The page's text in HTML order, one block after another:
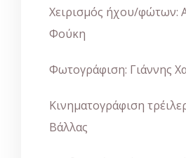
Χειρισμός ήχου/φώτων:
Φούκη
Φωτογράφιση: Γιάννης
Κινηματογράφιση
Βάλλας